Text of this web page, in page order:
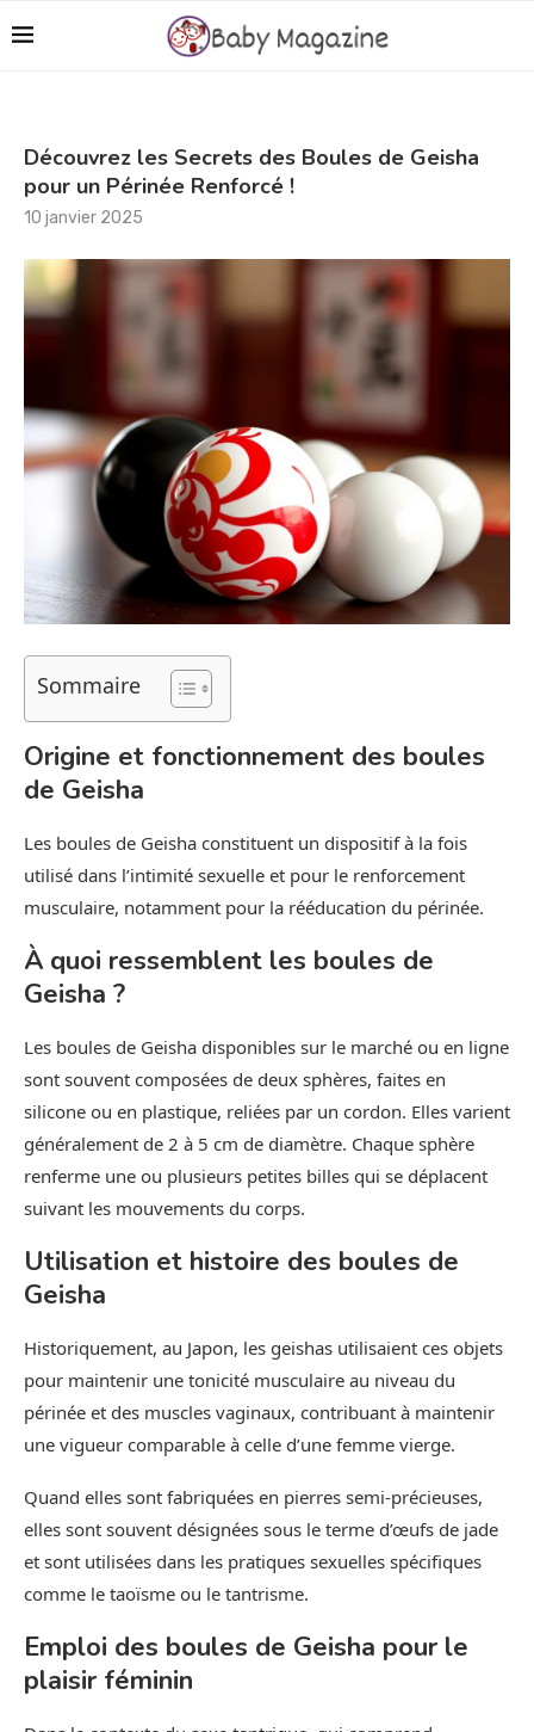
Découvrez les Secrets des Boules de Geisha
pour un Périnée Renforcé !
10 janvier 2025
Sommaire
Origine et fonctionnement des boules
de Geisha
Les boules de Geisha constituent un dispositif à la fois
utilisé dans l’intimité sexuelle et pour le renforcement
musculaire, notamment pour la rééducation du périnée.
À quoi ressemblent les boules de
Geisha ?
Les boules de Geisha disponibles sur le marché ou en ligne
sont souvent composées de deux sphères, faites en
silicone ou en plastique, reliées par un cordon. Elles varient
généralement de 2 à 5 cm de diamètre. Chaque sphère
renferme une ou plusieurs petites billes qui se déplacent
suivant les mouvements du corps.
Utilisation et histoire des boules de
Geisha
Historiquement, au Japon, les geishas utilisaient ces objets
pour maintenir une tonicité musculaire au niveau du
périnée et des muscles vaginaux, contribuant à maintenir
une vigueur comparable à celle d’une femme vierge.
Quand elles sont fabriquées en pierres semi-précieuses,
elles sont souvent désignées sous le terme d’œufs de jade
et sont utilisées dans les pratiques sexuelles spécifiques
comme le taoïsme ou le tantrisme.
Emploi des boules de Geisha pour le
plaisir féminin